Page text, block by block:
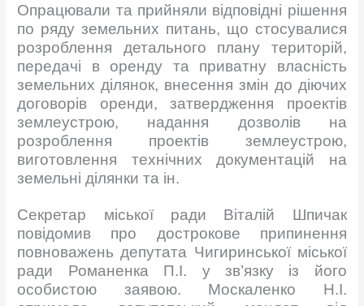
Опрацювали та прийняли відповідні рішення
по ряду земельних питань, що стосувалися
розроблення детального плану територій,
передачі в оренду та приватну власність
земельних ділянок, внесення змін до діючих
договорів оренди, затвердження проектів
землеустрою, надання дозволів на
розроблення проектів землеустрою,
виготовлення технічних документацій на
земельні ділянки та ін.
Секретар міської ради Віталій Шпичак
повідомив про дострокове припинення
повноважень депутата Чигиринської міської
ради Романенка П.І. у зв’язку із його
особистою заявою. Москаленко Н.І.